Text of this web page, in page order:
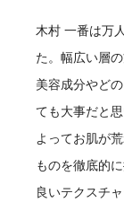
木村 一番は万
た。幅広い層
美容成分やど
ても大事だと
よってお肌が
ものを徹底的
良いテクスチ